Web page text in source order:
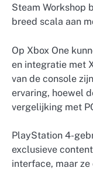
Steam Workshop
breed scala aan
Op Xbox One
en integratie met
van de console
ervaring, hoewel
vergelijking met
PlayStation 4-
exclusieve
interface, maar